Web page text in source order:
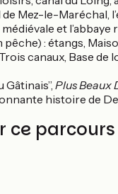
de Mez-le-Maréchal,
médiévale et
: étangs,
canaux, Base
Gâtinais”, Plus Beaux
histoire de
ce parcours